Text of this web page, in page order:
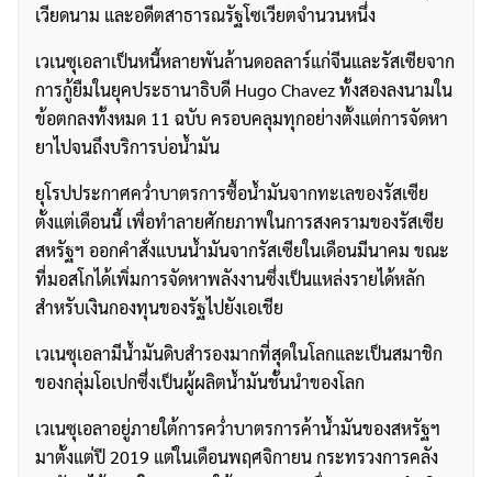
เวียดนาม และอดีตสาธารณรัฐโซเวียตจำนวนหนึ่ง
เวเนซุเอลาเป็นหนี้หลายพันล้านดอลลาร์แก่จีนและรัสเซียจาก
การกู้ยืมในยุคประธานาธิบดี Hugo Chavez ทั้งสองลงนามใน
ข้อตกลงทั้งหมด 11 ฉบับ ครอบคลุมทุกอย่างตั้งแต่การจัดหา
ยาไปจนถึงบริการบ่อน้ำมัน
ยุโรปประกาศคว่ำบาตรการซื้อน้ำมันจากทะเลของรัสเซีย
ตั้งแต่เดือนนี้ เพื่อทำลายศักยภาพในการสงครามของรัสเซีย
สหรัฐฯ ออกคำสั่งแบนน้ำมันจากรัสเซียในเดือนมีนาคม ขณะ
ที่มอสโกได้เพิ่มการจัดหาพลังงานซึ่งเป็นแหล่งรายได้หลัก
สำหรับเงินกองทุนของรัฐไปยังเอเชีย
เวเนซุเอลามีน้ำมันดิบสำรองมากที่สุดในโลกและเป็นสมาชิก
ของกลุ่มโอเปกซึ่งเป็นผู้ผลิตน้ำมันชั้นนำของโลก
เวเนซุเอลาอยู่ภายใต้การคว่ำบาตรการค้าน้ำมันของสหรัฐฯ
มาตั้งแต่ปี 2019 แต่ในเดือนพฤศจิกายน กระทรวงการคลัง